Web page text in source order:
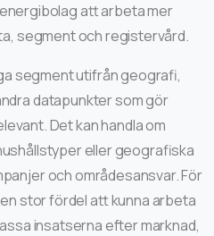
att arbeta mer
segment och registervård.
segment utifrån geografi,
datapunkter som gör
Det kan handla om
eller geografiska
och områdesansvar. För
stor fördel att kunna arbeta
insatserna efter marknad,